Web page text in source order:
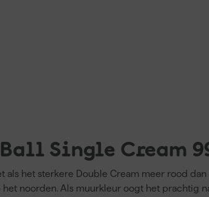
Single Cream
als het sterkere Double Cream meer rood
het noorden. Als muurkleur oogt het prachtig